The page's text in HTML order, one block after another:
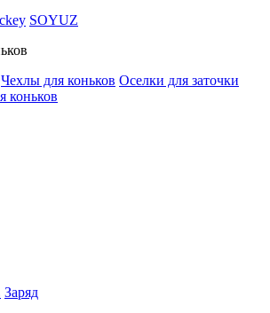
SOYUZ
Чехлы для коньков Оселки для заточки
коньков
Заряд